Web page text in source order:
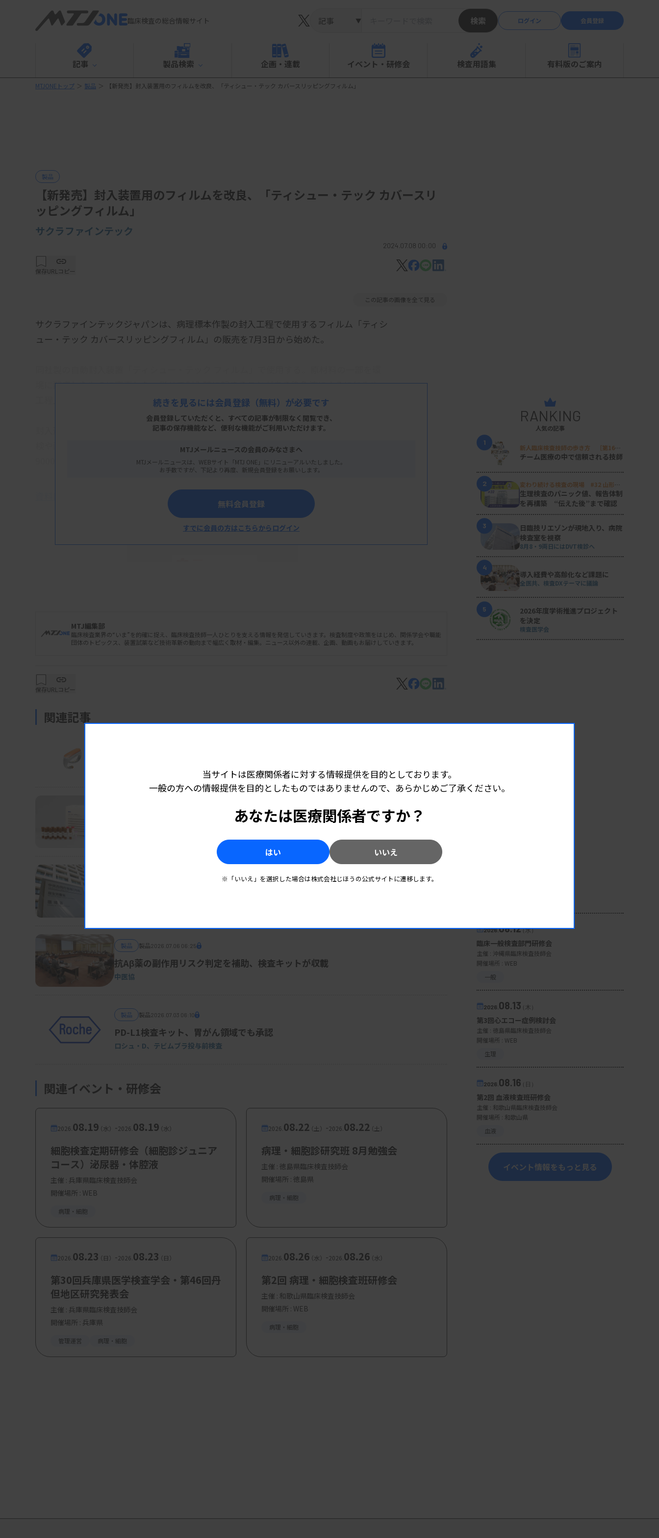
臨床検査の総合情報サイト ▼ 検索 ログイン 会員登録
記事 製品検索 企画・連載 イベント・研修会 検査用語集 有料版のご案内
MTJONEトップ ＞ 製品 ＞ 【新発売】封入装置用のフィルムを改良、「ティシュー・テック カバースリッピングフィルム」
製品
【新発売】封入装置用のフィルムを改良、「ティシュー・テック カバースリ
ッピングフィルム」
サクラファインテック
2024.07.08 00:00
保存URLコピー
この記事の画像を全て見る
サクラファインテックジャパンは、病理標本作製の封入工程で使用するフィルム「ティシ
ュー・テック カバースリッピングフィルム」の販売を7月3日から始めた。
境に配慮したものに変更した。併せて封入時に起きることがある染色液によるにじみや、
工程上生じるアーチファクトを抑制する改良を図った。
封入剤付きフィルムは、従来のガラス封入で必要だった封入剤の滴下や乾燥が不要で、鏡
検や画像スキャンまでの時間が短縮できるなどのメリットがある。
続きを見るには会員登録 （無料）が必要です
会員登録していただくと、すべての記事が制限なく閲覧でき、
記事の保存機能など、便利な機能がご利用いただけます。
MTJメールニュースの会員のみなさまへ
MTJメールニュースは、WEBサイト「MTJ ONE」にリニューアルいたしました。
お手数ですが、下記より再度、新規会員登録をお願いします。
無料会員登録
すでに会員の方はこちらからログイン
MTJ編集部
臨床検査業界の“いま”を的確に捉え、臨床検査技師一人ひとりを支える情報を発信していきます。検査制度や政策をはじめ、関係学会や職能
団体のトピックス、装置試薬など技術革新の動向まで幅広く取材・編集。ニュース以外の連載、企画、動画もお届けしていきます。
保存URLコピー
関連記事
大正製薬など Arblet 血圧演算プログラム Alysis-001
【新製品】リソバリシブのコンパニオン診断薬
MBL 「AmoyDx PIK3CA変異検出キット」
製品 製品2026.07.06 06:25
抗Aβ薬の副作用リスク判定を補助、検査キットが収載
中医協
製品 製品2026.07.03 06:10
PD-L1検査キット、胃がん領域でも承認
ロシュ・D、テビムブラ投与前検査
関連イベント・研修会
2026. 08.19（水） -2026. 08.19（水）
細胞検査定期研修会（細胞診ジュニア
コース）泌尿器・体腔液
主催 : 兵庫県臨床検査技師会
開催場所 : WEB
病理・細胞
2026. 08.22（土） -2026. 08.22（土）
病理・細胞診研究班 8月勉強会
主催 : 徳島県臨床検査技師会
開催場所 : 徳島県
病理・細胞
2026. 08.23（日） -2026. 08.23（日）
第30回兵庫県医学検査学会・第46回丹
但地区研究発表会
主催 : 兵庫県臨床検査技師会
開催場所 : 兵庫県
管理運営 病理・細胞
2026. 08.26（水） -2026. 08.26（水）
第2回 病理・細胞検査班研修会
主催 : 和歌山県臨床検査技師会
開催場所 : WEB
病理・細胞
RANKING
人気の記事
1
新人臨床検査技師の歩き方 ［第16
回］
チーム医療の中で信頼される技師
2
変わり続ける検査の現場 #32 山形済
生病院
生理検査のパニック値、報告体制
を再構築 “伝えた後”まで確認
3
日臨技リエゾンが現地入り、病院
検査室を視察
8月8・9両日にはDVT検診へ
4
導入経費や高齢化など課題に
全医共、検査DXテーマに議論
5
2026年度学術推進プロジェクト
を決定
検査医学会
2026.08.12（水）
臨床一般検査部門研修会
主催 : 沖縄県臨床検査技師会
開催場所 : WEB
一般
2026. 08.13（木）
第3回心エコー症例検討会
主催 : 徳島県臨床検査技師会
開催場所 : WEB
生理
2026. 08.16（日）
第2回 血液検査班研修会
主催 : 和歌山県臨床検査技師会
開催場所 : 和歌山県
血液
イベント情報をもっと見る
当サイトは医療関係者に対する情報提供を目的としております。
一般の方への情報提供を目的としたものではありませんので、あらかじめご了承ください。
あなたは医療関係者ですか？
はい いいえ
※「いいえ」を選択した場合は株式会社じほうの公式サイトに遷移します。